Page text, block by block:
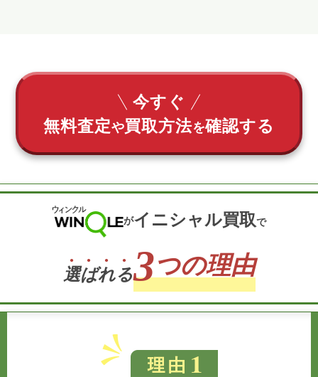
今すぐ
無料査定や買取方法を確認する
がイニシャル買取で
選ばれる3つの理由